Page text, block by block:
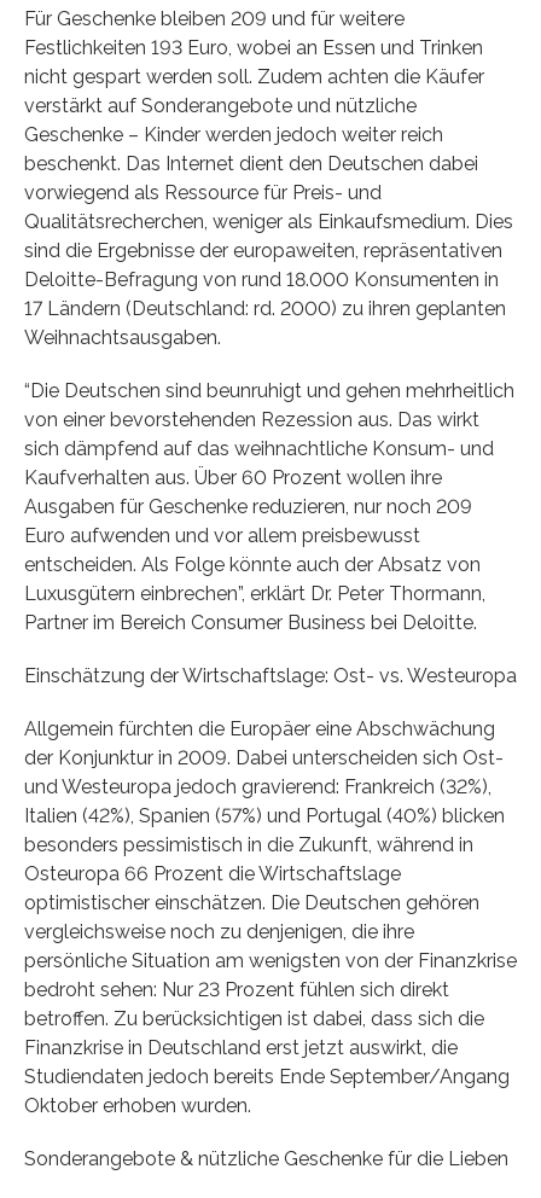
Für Geschenke bleiben 209 und für weitere
Festlichkeiten 193 Euro, wobei an Essen und Trinken
nicht gespart werden soll. Zudem achten die Käufer
verstärkt auf Sonderangebote und nützliche
Geschenke – Kinder werden jedoch weiter reich
beschenkt. Das Internet dient den Deutschen dabei
vorwiegend als Ressource für Preis- und
Qualitätsrecherchen, weniger als Einkaufsmedium. Dies
sind die Ergebnisse der europaweiten, repräsentativen
Deloitte-Befragung von rund 18.000 Konsumenten in
17 Ländern (Deutschland: rd. 2000) zu ihren geplanten
Weihnachtsausgaben.
“Die Deutschen sind beunruhigt und gehen mehrheitlich
von einer bevorstehenden Rezession aus. Das wirkt
sich dämpfend auf das weihnachtliche Konsum- und
Kaufverhalten aus. Über 60 Prozent wollen ihre
Ausgaben für Geschenke reduzieren, nur noch 209
Euro aufwenden und vor allem preisbewusst
entscheiden. Als Folge könnte auch der Absatz von
Luxusgütern einbrechen”, erklärt Dr. Peter Thormann,
Partner im Bereich Consumer Business bei Deloitte.
Einschätzung der Wirtschaftslage: Ost- vs. Westeuropa
Allgemein fürchten die Europäer eine Abschwächung
der Konjunktur in 2009. Dabei unterscheiden sich Ost-
und Westeuropa jedoch gravierend: Frankreich (32%),
Italien (42%), Spanien (57%) und Portugal (40%) blicken
besonders pessimistisch in die Zukunft, während in
Osteuropa 66 Prozent die Wirtschaftslage
optimistischer einschätzen. Die Deutschen gehören
vergleichsweise noch zu denjenigen, die ihre
persönliche Situation am wenigsten von der Finanzkrise
bedroht sehen: Nur 23 Prozent fühlen sich direkt
betroffen. Zu berücksichtigen ist dabei, dass sich die
Finanzkrise in Deutschland erst jetzt auswirkt, die
Studiendaten jedoch bereits Ende September/Angang
Oktober erhoben wurden.
Sonderangebote & nützliche Geschenke für die Lieben